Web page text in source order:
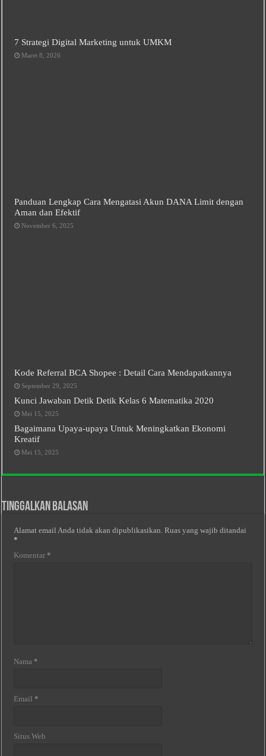
7 Strategi Digital Marketing untuk UMKM
Maret 8, 2026
Panduan Lengkap Cara Mengatasi Akun DANA Limit dengan
Aman dan Efektif
November 6, 2025
Kode Referral BCA Shopee : Detail Cara Mendapatkannya
September 29, 2025
Kunci Jawaban Detik Detik Kelas 6 Matematika 2020
Mei 15, 2025
Bagaimana Upaya-upaya Untuk Meningkatkan Ekonomi
Kreatif
Mei 15, 2025
Tinggalkan Balasan
Alamat email Anda tidak akan dipublikasikan. Ruas yang wajib ditandai
*
Komentar *
Nama *
Email *
Situs Web